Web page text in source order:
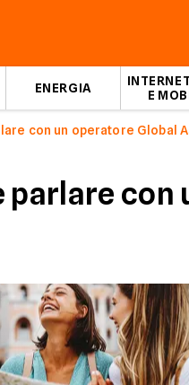
ENERGIA
E
con un operatore Global
con